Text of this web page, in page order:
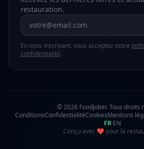
restauration.
Adresse email
En vous inscrivant, vous acceptez notre
confidentialité.
© 2026 Foodjober. Tous droits
ConditionsConfidentialitéCookiesMentions
FR·EN
Conçu avec ❤ amour
pour la